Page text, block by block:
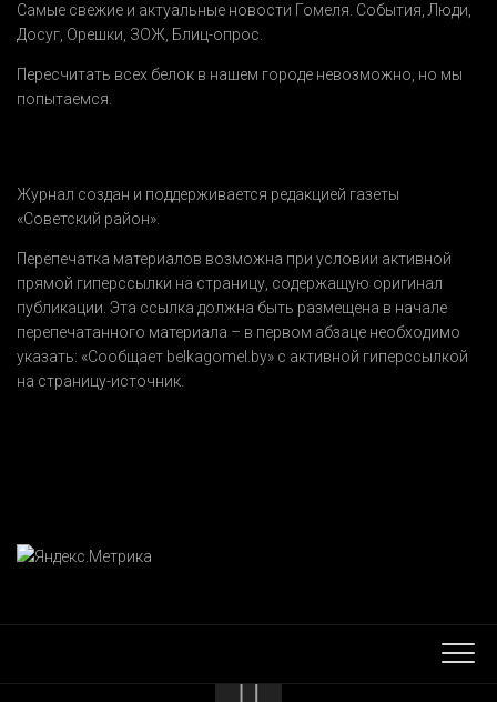
Самые свежие и актуальные новости Гомеля. События Люди
Досуг Орешки ЗОЖ Блиц-опрос
Пересчитать всех белок в нашем городе невозможно, но мы
попытаемся.
Журнал создан и поддерживается редакцией газеты
«Советский район».
Перепечатка материалов возможна при условии активной
прямой гиперссылки на страницу, содержащую оригинал
публикации. Эта ссылка должна быть размещена в начале
перепечатанного материала – в первом абзаце необходимо
указать: «Сообщает belkagomel.by» с активной гиперссылкой
на страницу-источник.